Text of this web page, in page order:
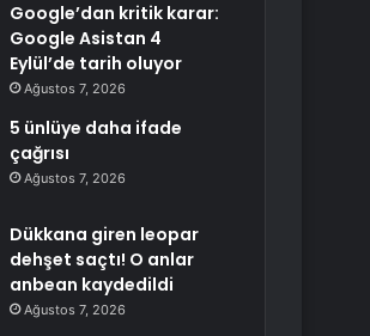
Google’dan kritik karar:
Google Asistan 4
Eylül’de tarih oluyor
Ağustos 7, 2026
5 ünlüye daha ifade
çağrısı
Ağustos 7, 2026
Dükkana giren leopar
dehşet saçtı! O anlar
anbean kaydedildi
Ağustos 7, 2026